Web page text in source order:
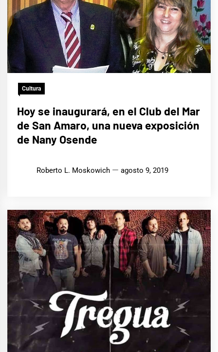
Cultura
Hoy se inaugurará, en el Club del Mar
de San Amaro, una nueva exposición
de Nany Osende
Roberto L. Moskowich agosto 9, 2019